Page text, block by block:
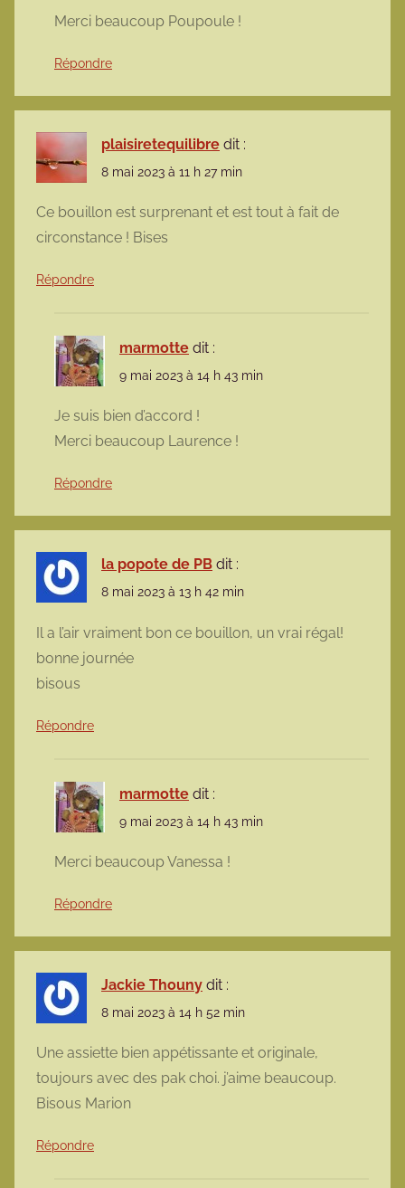
Merci beaucoup Poupoule !
Répondre
plaisiretequilibre dit :
8 mai 2023 à 11 h 27 min
Ce bouillon est surprenant et est tout à fait de
circonstance ! Bises
Répondre
marmotte dit :
9 mai 2023 à 14 h 43 min
Je suis bien d’accord !
Merci beaucoup Laurence !
Répondre
la popote de PB dit :
8 mai 2023 à 13 h 42 min
Il a l’air vraiment bon ce bouillon, un vrai régal!
bonne journée
bisous
Répondre
marmotte dit :
9 mai 2023 à 14 h 43 min
Merci beaucoup Vanessa !
Répondre
Jackie Thouny dit :
8 mai 2023 à 14 h 52 min
Une assiette bien appétissante et originale,
toujours avec des pak choi. j’aime beaucoup.
Bisous Marion
Répondre